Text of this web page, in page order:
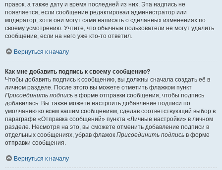
правок, а также дату и время последней из них. Эта надпись не
появляется, если сообщение редактировал администратор или
модератор, хотя они могут сами написать о сделанных изменениях по
своему усмотрению. Учтите, что обычные пользователи не могут удалить
сообщение, если на него уже кто-то ответил.
Вернуться к началу
Как мне добавить подпись к своему сообщению?
Чтобы добавить подпись к сообщению, вы должны сначала создать её в
личном разделе. После этого вы можете отметить флажком пункт
Присоединить подпись в форме отправки сообщения, чтобы подпись
добавилась. Вы также можете настроить добавление подписи по
умолчанию ко всем вашим сообщениям, сделав соответствующий выбор в
параграфе «Отправка сообщений» пункта «Личные настройки» в личном
разделе. Несмотря на это, вы сможете отменить добавление подписи в
отдельных сообщениях, убрав флажок Присоединить подпись в форме
отправки сообщения.
Вернуться к началу